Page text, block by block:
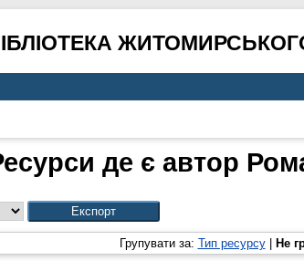
де є автор
Групувати за: Тип ресурсу| Не